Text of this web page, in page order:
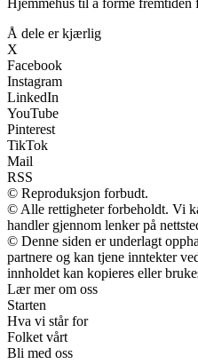
Hjemmehus til å forme
Å dele er kjærlig
X
Facebook
Instagram
LinkedIn
YouTube
Pinterest
TikTok
Mail
RSS
© Reproduksjon forbudt.
© Alle rettigheter forbeholdt. Vi
handler gjennom lenker på
© Denne siden er underlagt
partnere og kan tjene inntekter
innholdet kan kopieres eller
Lær mer om oss
Starten
Hva vi står for
Folket vårt
Bli med oss